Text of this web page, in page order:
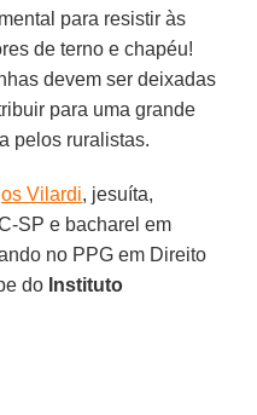
para resistir às
de terno e chapéu!
devem ser deixadas
para uma grande
pelos ruralistas.
Vilardi, jesuíta,
SP e bacharel em
no PPG em Direito
do Instituto